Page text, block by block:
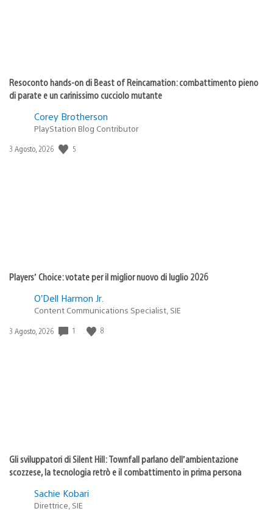
Resoconto hands-on di Beast of Reincarnation: combattimento pieno
di parate e un carinissimo cucciolo mutante
Corey Brotherson
PlayStation Blog Contributor
Data
3 Agosto, 2026 5
Players’ Choice: votate per il miglior nuovo di luglio 2026
O’Dell Harmon Jr.
Content Communications Specialist, SIE
Data
3 Agosto, 2026 1 8
Gli sviluppatori di Silent Hill: Townfall parlano dell’ambientazione
scozzese, la tecnologia retrò e il combattimento in prima persona
Sachie Kobari
Direttrice, SIE